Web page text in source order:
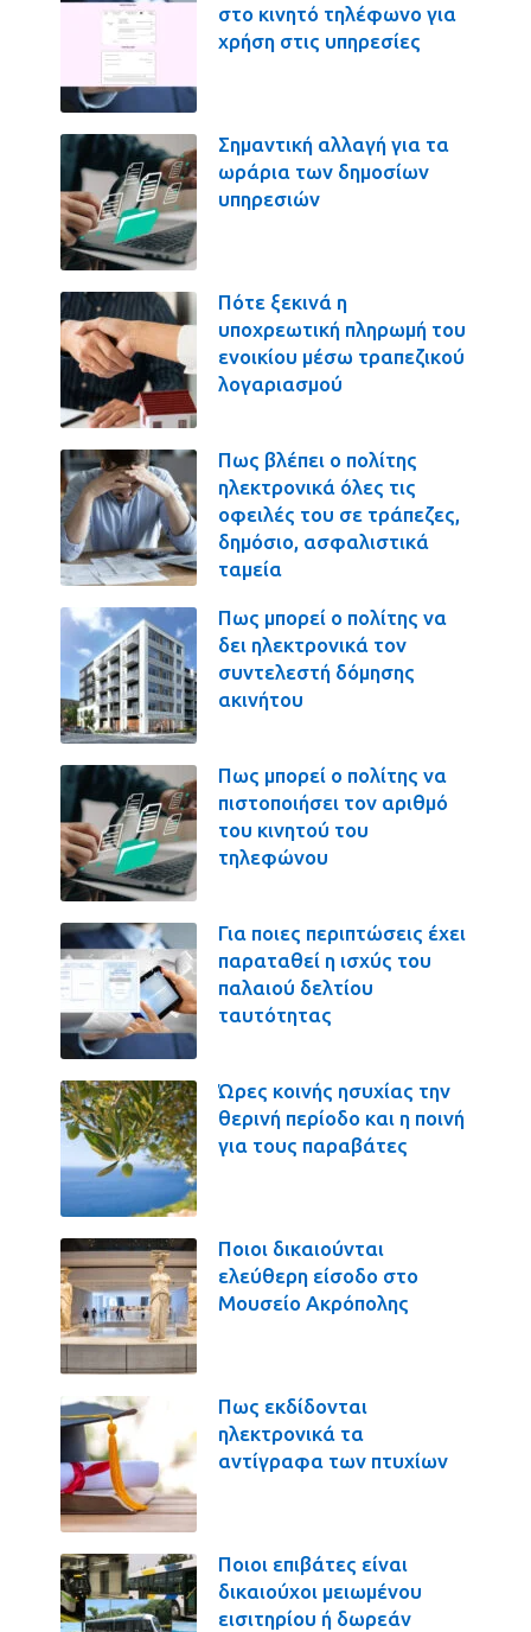
στο κινητό τηλέφωνο για
χρήση στις υπηρεσίες
Σημαντική αλλαγή για τα
ωράρια των δημοσίων
υπηρεσιών
Πότε ξεκινά η
υποχρεωτική πληρωμή του
ενοικίου μέσω τραπεζικού
λογαριασμού
Πως βλέπει ο πολίτης
ηλεκτρονικά όλες τις
οφειλές του σε τράπεζες,
δημόσιο, ασφαλιστικά
ταμεία
Πως μπορεί ο πολίτης να
δει ηλεκτρονικά τον
συντελεστή δόμησης
ακινήτου
Πως μπορεί ο πολίτης να
πιστοποιήσει τον αριθμό
του κινητού του
τηλεφώνου
Για ποιες περιπτώσεις έχει
παραταθεί η ισχύς του
παλαιού δελτίου
ταυτότητας
Ώρες κοινής ησυχίας την
θερινή περίοδο και η ποινή
για τους παραβάτες
Ποιοι δικαιούνται
ελεύθερη είσοδο στο
Μουσείο Ακρόπολης
Πως εκδίδονται
ηλεκτρονικά τα
αντίγραφα των πτυχίων
Ποιοι επιβάτες είναι
δικαιούχοι μειωμένου
εισιτηρίου ή δωρεάν